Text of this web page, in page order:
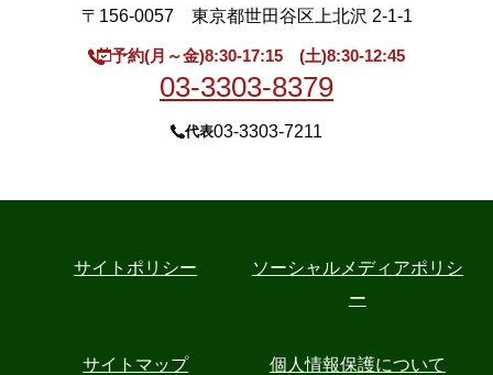
〒156-0057 東京都世田谷区上北沢 2-1-1
予約(月～金)8:30-17:15 (土)8:30-12:45
03-3303-8379
代表03-3303-7211
サイトポリシー
ソーシャルメディアポリシ
ー
サイトマップ 個人情報保護について